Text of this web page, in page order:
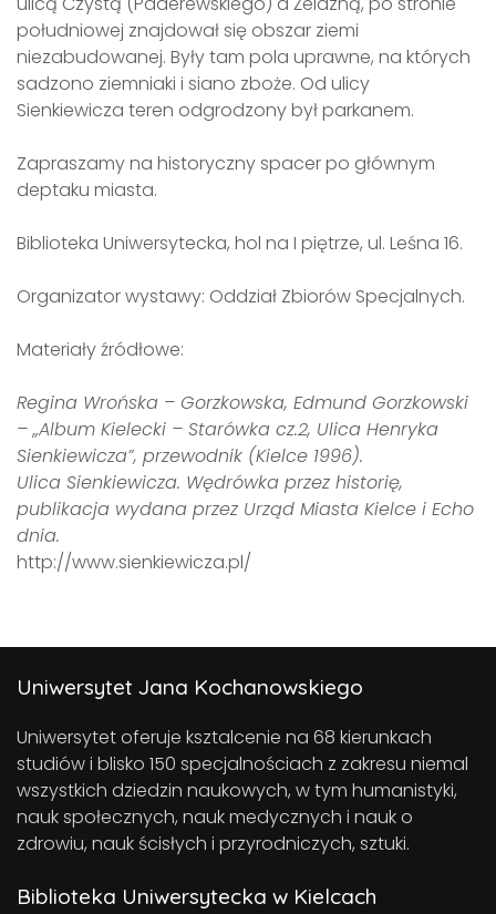
południowej znajdował się obszar ziemi
niezabudowanej. Były tam pola uprawne, na których
sadzono ziemniaki i siano zboże. Od ulicy
Sienkiewicza teren odgrodzony był parkanem.
Zapraszamy na historyczny spacer po głównym
deptaku miasta.
Biblioteka Uniwersytecka, hol na I piętrze, ul. Leśna 16.
Organizator wystawy: Oddział Zbiorów Specjalnych.
Materiały źródłowe:
Regina Wrońska – Gorzkowska, Edmund Gorzkowski
– „Album Kielecki – Starówka cz.2, Ulica Henryka
Sienkiewicza”, przewodnik (Kielce 1996).
Ulica Sienkiewicza. Wędrówka przez historię,
publikacja wydana przez Urząd Miasta Kielce i Echo
dnia.
http://www.sienkiewicza.pl/
Uniwersytet Jana Kochanowskiego
Uniwersytet oferuje ksztalcenie na 68 kierunkach
studiów i blisko 150 specjalnościach z zakresu niemal
wszystkich dziedzin naukowych, w tym humanistyki,
nauk społecznych, nauk medycznych i nauk o
zdrowiu, nauk ścisłych i przyrodniczych, sztuki.
Biblioteka Uniwersytecka w Kielcach